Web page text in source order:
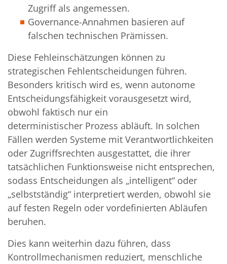
Zugriff als angemessen.
Governance-Annahmen basieren auf
falschen technischen Prämissen.
Diese Fehleinschätzungen können zu
strategischen Fehlentscheidungen führen.
Besonders kritisch wird es, wenn autonome
Entscheidungsfähigkeit vorausgesetzt wird,
obwohl faktisch nur ein
deterministischer Prozess abläuft. In solchen
Fällen werden Systeme mit Verantwortlichkeiten
oder Zugriffsrechten ausgestattet, die ihrer
tatsächlichen Funktionsweise nicht entsprechen,
sodass Entscheidungen als „intelligent“ oder
„selbstständig“ interpretiert werden, obwohl sie
auf festen Regeln oder vordefinierten Abläufen
beruhen.
Dies kann weiterhin dazu führen, dass
Kontrollmechanismen reduziert, menschliche